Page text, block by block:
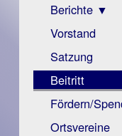
Visus
Zeitschrift
Monokular
Mac
Instagram-
Links
Berichte ▼
Archiv
Berichte
Vorstand
Satzung
Beitritt
Fördern/
Ortsvereine